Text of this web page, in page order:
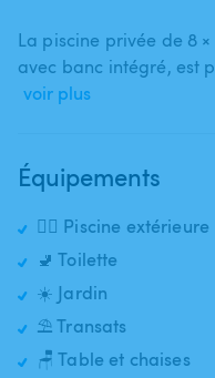
La piscine privée de 8
avec banc intégré​,​ est
voir plus
Équipements
🏊‍♂️ Piscine extérieure
🚽 Toilette
☀️ Jardin
⛱️ Transats
🪑 Table et chaises